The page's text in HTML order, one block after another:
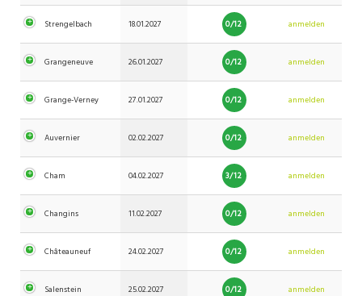
Strengelbach 18.01.2027 0/12 anmelden
Grangeneuve 26.01.2027 0/12 anmelden
Grange-Verney 27.01.2027 0/12 anmelden
Auvernier 02.02.2027 0/12 anmelden
Cham 04.02.2027 3/12 anmelden
Changins 11.02.2027 0/12 anmelden
Châteauneuf 24.02.2027 0/12 anmelden
Salenstein 25.02.2027 0/12 anmelden